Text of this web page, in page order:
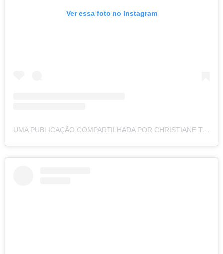
Ver essa foto no Instagram
UMA PUBLICAÇÃO COMPARTILHADA POR CHRISTIANE TORLONI (@CHRISTORLONI)